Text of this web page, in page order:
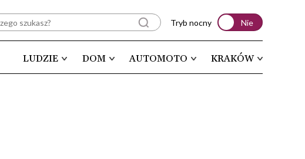
Tryb nocny Nie
LUDZIE DOM AUTOMOTO KRAKÓW